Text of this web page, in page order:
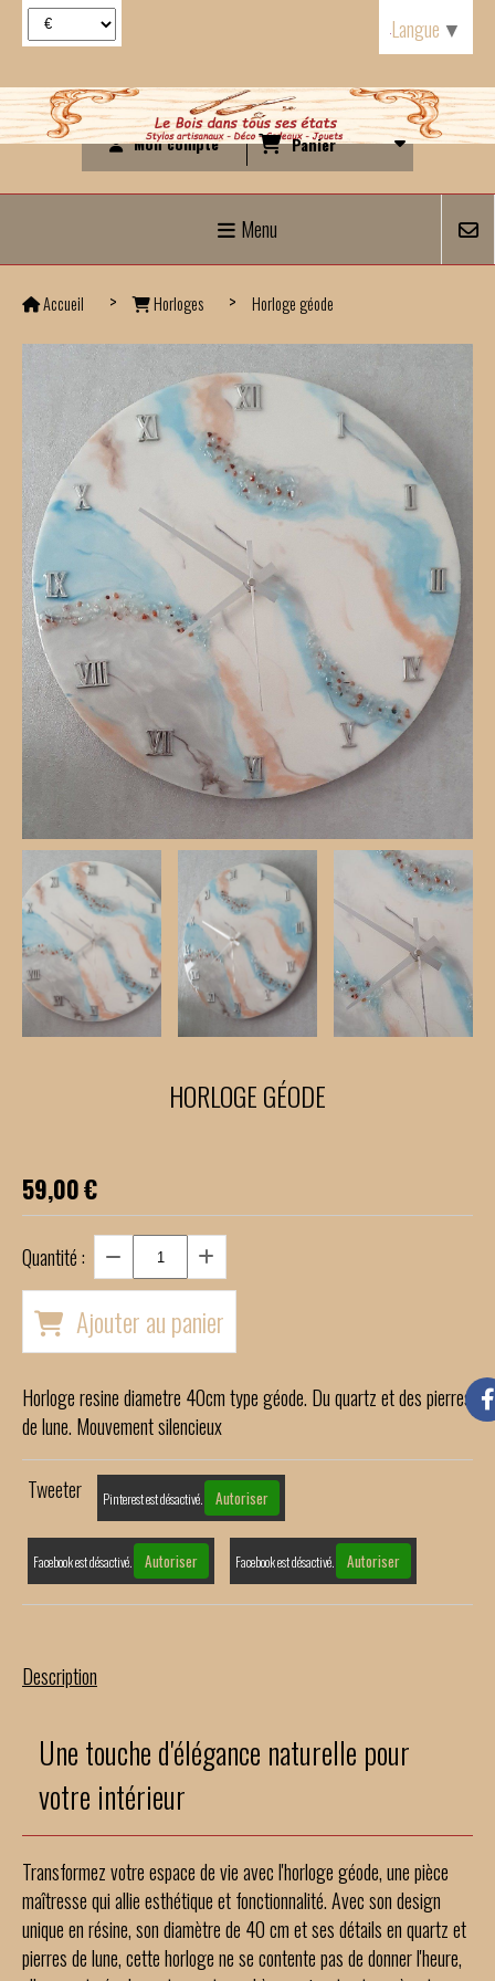
Mon compte Panier
Menu
Accueil Horloges Horloge géode
HORLOGE GÉODE
59,00€
Quantité :
Ajouter au panier
Horloge resine diametre 40cm type géode. Du quartz et des pierres
de lune. Mouvement silencieux
Tweeter Pinterest est désactivé. Autoriser
Facebook est désactivé. Autoriser Facebook est désactivé. Autoriser
Description
Une touche d'élégance naturelle pour
votre intérieur
Transformez votre espace de vie avec l'horloge géode, une pièce
maîtresse qui allie esthétique et fonctionnalité. Avec son design
unique en résine, son diamètre de 40 cm et ses détails en quartz et
pierres de lune, cette horloge ne se contente pas de donner l'heure,
Langue ▼
Panneau de gestion des cookies